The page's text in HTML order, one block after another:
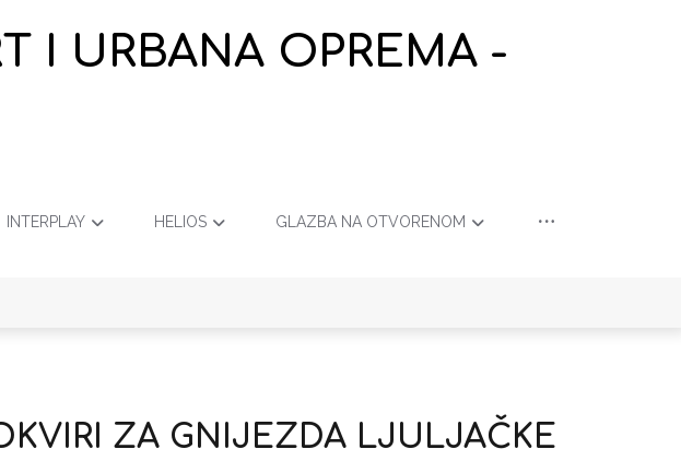
I URBANA OPREMA -
INTERPLAY HELIOS GLAZBA NA OTVORENOM
ZA GNIJEZDA LJULJAČKE